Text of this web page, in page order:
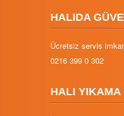
HALIDA
Ücretsiz servis
0216 399 0 302
HALI YIKAMA